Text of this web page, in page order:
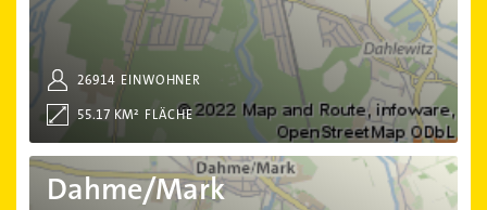
EINWOHNER
26914
FLÄCHE
55.17 KM²
Dahme/Mark
Dahme/Mark